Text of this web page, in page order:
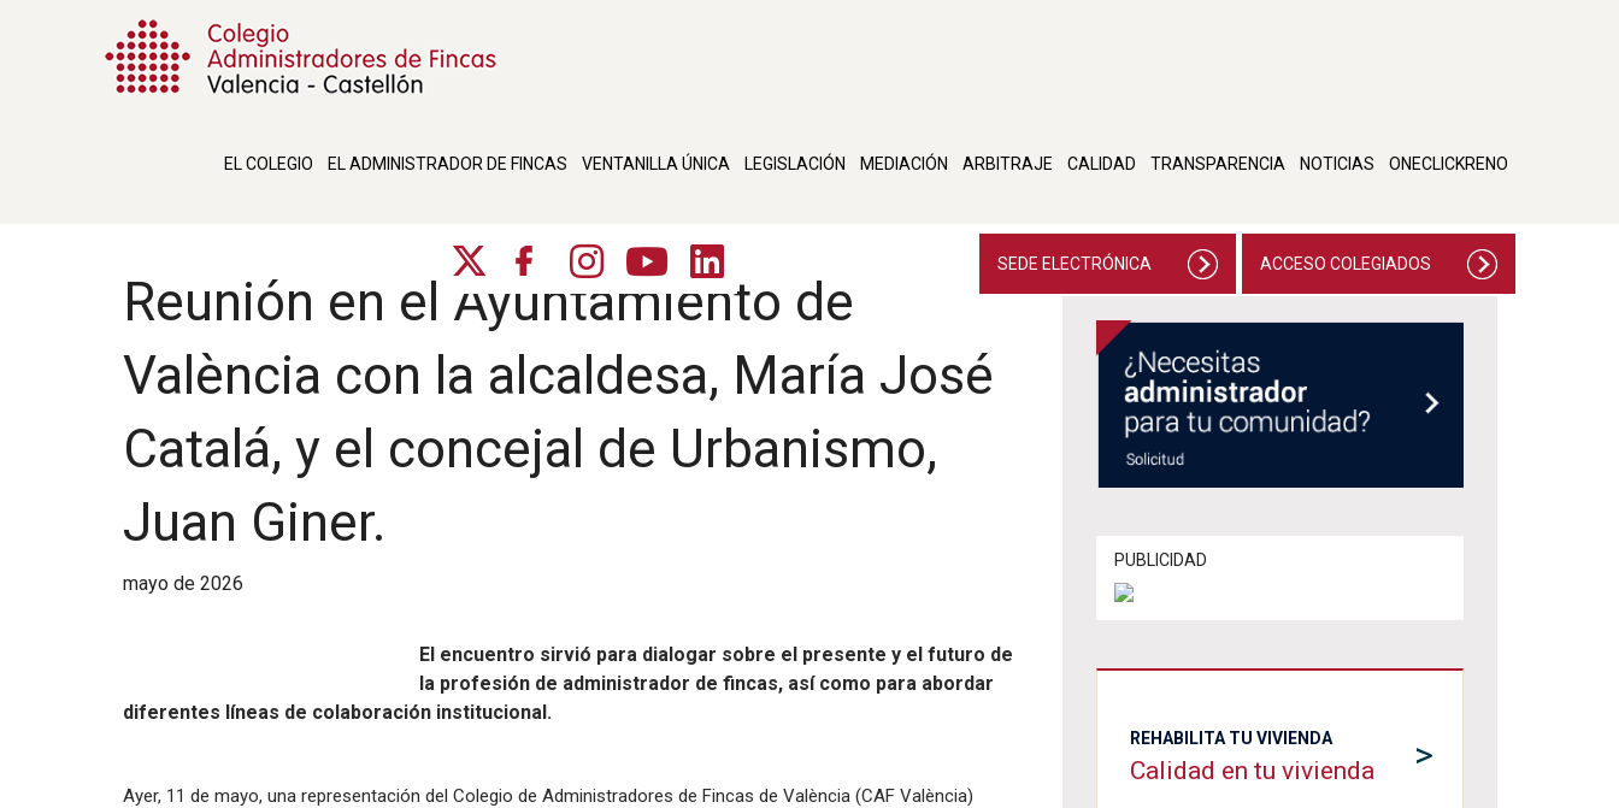
EL COLEGIO EL ADMINISTRADOR DE FINCAS VENTANILLA ÚNICA LEGISLACIÓN MEDIACIÓN ARBITRAJE CALIDAD TRANSPARENCIA NOTICIAS ONECLICKRENO
ACCESO COLEGIADOS
SEDE ELECTRÓNICA
Reunión en el Ayuntamiento de
València con la alcaldesa, María José
Catalá, y el concejal de Urbanismo,
Juan Giner.
mayo de 2026
El encuentro sirvió para dialogar sobre el presente y el futuro de
la profesión de administrador de fincas, así como para abordar
diferentes líneas de colaboración institucional.
Ayer, 11 de mayo, una representación del Colegio de Administradores de Fincas de València (CAF València)
PUBLICIDAD
>
REHABILITA TU VIVIENDA
Calidad en tu vivienda